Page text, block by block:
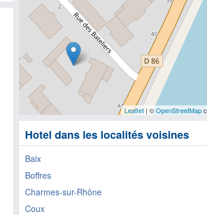
Leaflet| ©OpenStreetMap
Hotel dans les localités voisines
Baix
Boffres
Charmes-sur-Rhône
Coux